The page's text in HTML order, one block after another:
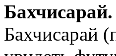
Бахчисарай.
Бахчисарай